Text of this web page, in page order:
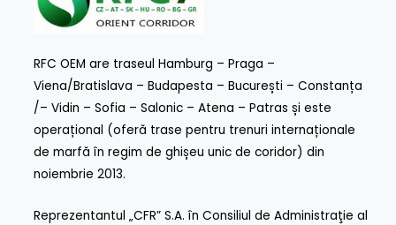
RFC OEM are traseul Hamburg – Praga –
Viena/Bratislava – Budapesta – București – Constanța
/– Vidin – Sofia – Salonic – Atena – Patras și este
operațional (oferă trase pentru trenuri internaționale
de marfă în regim de ghișeu unic de coridor) din
noiembrie 2013.
Reprezentantul „CFR” S.A. în Consiliul de Administraţie al